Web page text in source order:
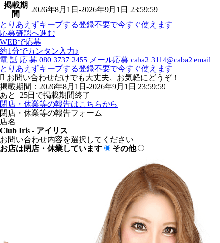
掲載期
間
2026年8月1日-2026年9月1日 23:59:59
とりあえずキープする登録不要で今すぐ使えます
応募確認へ進む
WEBで応募
約1分でカンタン入力♪
電 話 応 募 080-3737-2455 メール応募 caba2-3114@caba2.email
とりあえずキープする登録不要で今すぐ使えます
お問い合わせだけでも大丈夫。お気軽にどうぞ！
掲載期間：2026年8月1日-2026年9月1日 23:59:59
あと 25日で掲載期間終了
閉店・休業等の報告はこちらから
閉店・休業等の報告フォーム
店名
Club Iris - アイリス
お問い合わせ内容を選択してください
お店は閉店・休業しています
その他